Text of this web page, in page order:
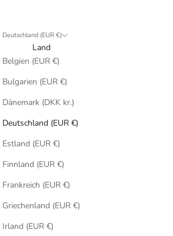
Deutschland (EUR €)
Land
Belgien (EUR €)
Bulgarien (EUR €)
Dänemark (DKK kr.)
Deutschland (EUR €)
Estland (EUR €)
Finnland (EUR €)
Frankreich (EUR €)
Griechenland (EUR €)
Irland (EUR €)